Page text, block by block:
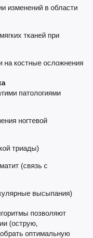
изменений в области
тканей при
на костные осложнения
патологиями
ногтевой
триады)
(связь с
высыпания)
позволяют
(острую,
оптимальную